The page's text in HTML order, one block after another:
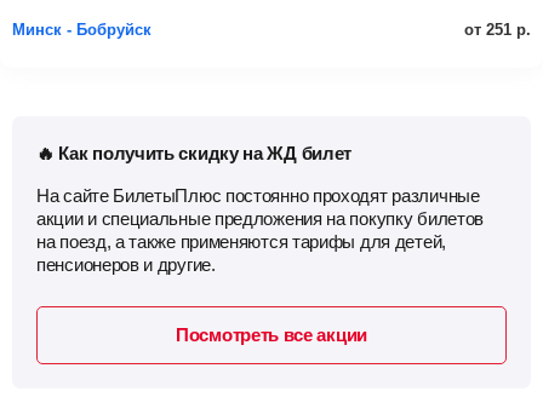
Минск - Бобруйск от 251 р.
🔥 Как получить скидку на ЖД билет
На сайте БилетыПлюс постоянно проходят различные
акции и специальные предложения на покупку билетов
на поезд, а также применяются тарифы для детей,
пенсионеров и другие.
Посмотреть все акции